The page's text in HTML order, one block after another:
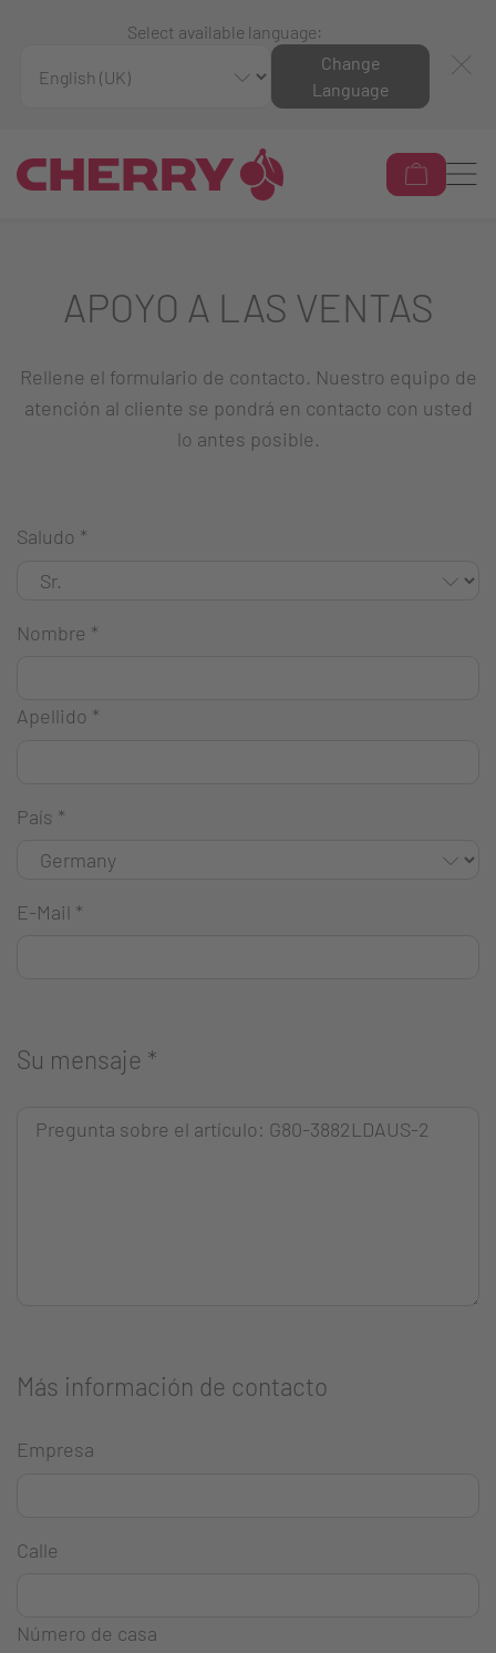
Select available language:
Change
Language
APOYO A LAS VENTAS
Rellene el formulario de contacto. Nuestro equipo de
atención al cliente se pondrá en contacto con usted
lo antes posible.
Saludo *
Nombre *
Apellido *
País *
E-Mail *
Su mensaje *
Más información de contacto
Empresa
Calle
Número de casa